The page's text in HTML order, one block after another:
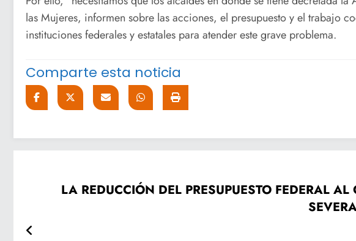
las Mujeres, informen sobre las acciones, el presupuesto y el trabajo
instituciones federales y estatales para atender este grave problema.
Comparte esta noticia
LA REDUCCIÓN DEL PRESUPUESTO FEDERAL